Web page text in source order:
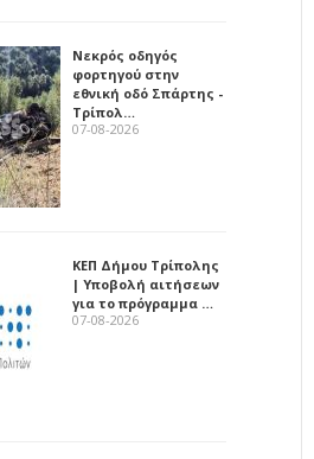
Νεκρός οδηγός
φορτηγού στην
εθνική οδό Σπάρτης -
Τρίπολ…
07-08-2026
ΚΕΠ Δήμου Τρίπολης
| Υποβολή αιτήσεων
για το πρόγραμμα …
07-08-2026